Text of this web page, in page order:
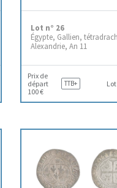
Lot n° 26
Égypte, Gallien,
Alexandrie, An 11
Prix de
départ
100 €
TTB+